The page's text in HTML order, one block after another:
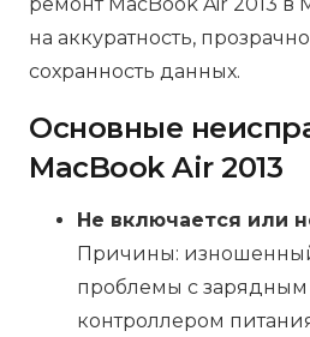
на аккуратность,
сохранность данных.
Основные
MacBook Air 2013
Не включается или
Причины:
проблемы с
контроллером